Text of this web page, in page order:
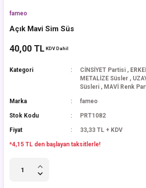
fameo
Açık Mavi Sim Süs
40,00 TL KDV Dahil
Kategori CİNSİYET Partisi ,
METALİZE Süsler ,
Süsleri , MAVİ Renk
Marka fameo
Stok Kodu PRT1082
Fiyat 33,33 TL + KDV
*4,15 TL den başlayan taksitlerle!